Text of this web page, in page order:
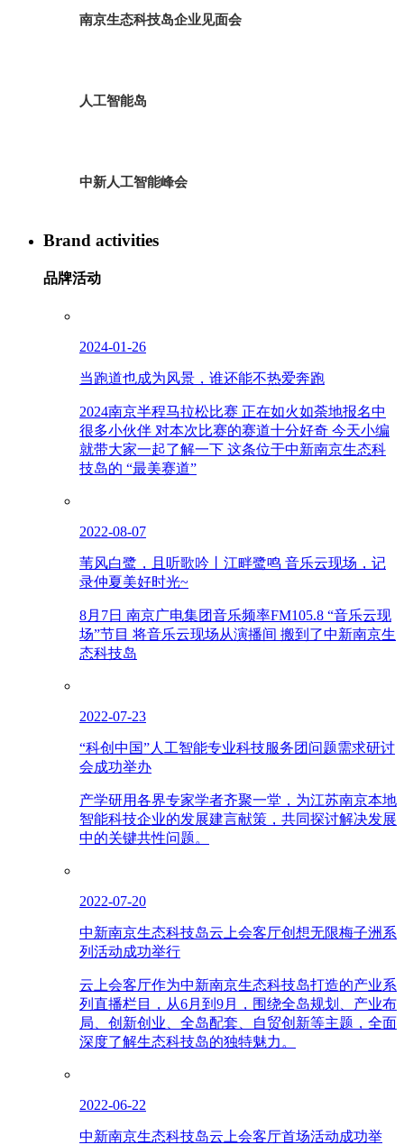
南京生态科技岛企业见面会
人工智能岛
中新人工智能峰会
Brand activities
品牌活动
2024-01-26
当跑道也成为风景，谁还能不热爱奔跑
2024南京半程马拉松比赛 正在如火如荼地报名中
很多小伙伴 对本次比赛的赛道十分好奇 今天小编
就带大家一起了解一下 这条位于中新南京生态科
技岛的 “最美赛道”
2022-08-07
苇风白鹭，且听歌吟丨江畔鹭鸣 音乐云现场，记
录仲夏美好时光~
8月7日 南京广电集团音乐频率FM105.8 “音乐云现
场”节目 将音乐云现场从演播间 搬到了中新南京生
态科技岛
2022-07-23
“科创中国”人工智能专业科技服务团问题需求研讨
会成功举办
产学研用各界专家学者齐聚一堂，为江苏南京本地
智能科技企业的发展建言献策，共同探讨解决发展
中的关键共性问题。
2022-07-20
中新南京生态科技岛云上会客厅创想无限梅子洲系
列活动成功举行
云上会客厅作为中新南京生态科技岛打造的产业系
列直播栏目，从6月到9月，围绕全岛规划、产业布
局、创新创业、全岛配套、自贸创新等主题，全面
深度了解生态科技岛的独特魅力。
2022-06-22
中新南京生态科技岛云上会客厅首场活动成功举